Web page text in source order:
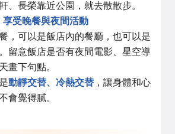
、長榮靠近公園，就去散散步。
享受晚餐與夜間活動
，可以是飯店內的餐廳，也可以是
留意飯店是否有夜間電影、星空導
畫下句點。
動靜交替、冷熱交替 ，讓身體和心
會覺得膩。